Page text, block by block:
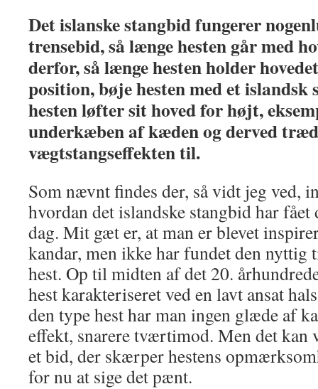
Det islanske stangbid fungerer
trensebid, så længe hesten går med
derfor, så længe hesten holder
position, bøje hesten med et
hesten løfter sit hoved for højt,
underkæben af kæden og derved
vægtstangseffekten til.
Som nævnt findes der, så vidt jeg ved,
hvordan det islandske stangbid har
dag. Mit gæt er, at man er blevet
kandar, men ikke har fundet den nyttig
hest. Op til midten af det 20.
hest karakteriseret ved en lavt ansat
den type hest har man ingen glæde af
effekt, snarere tværtimod. Men det kan
et bid, der skærper hestens
for nu at sige det pænt.